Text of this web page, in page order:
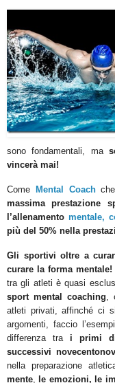
sono fondamentali, ma
vincerà mai!
Come Mental Coachche
massima prestazione
l’allenamento mentale,
più del 50% nella
Gli sportivi oltre a
curare la forma mentale!
tra gli atleti è quasi
sport mental coaching,
atleti privati, affinché ci
argomenti, faccio
differenza tra i primi
successivi
nella preparazione
mente, le emozioni, le